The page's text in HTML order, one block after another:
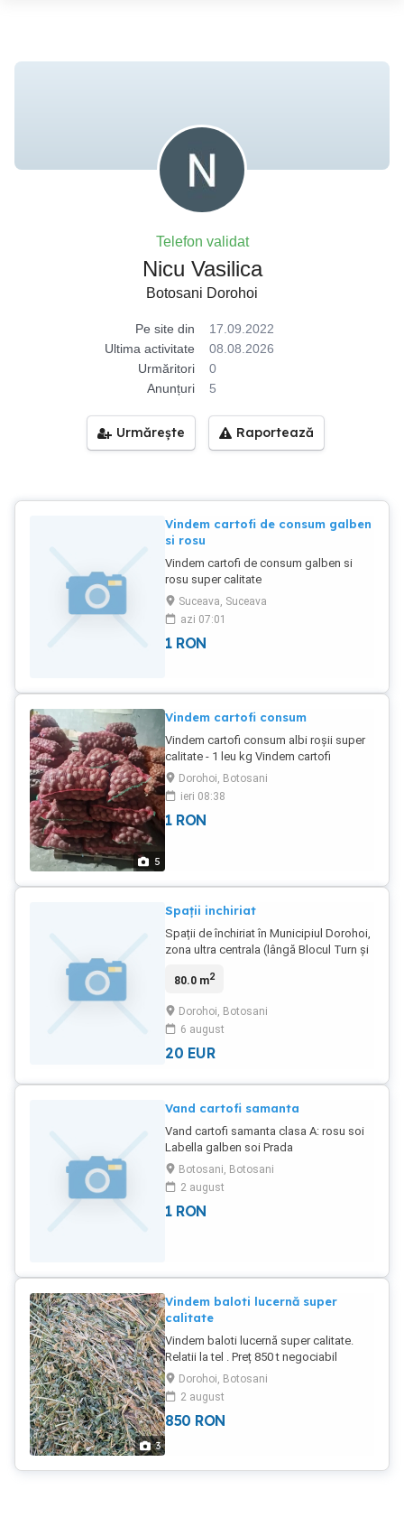
Telefon validat
Nicu Vasilica
Botosani Dorohoi
Pe site din
17.09.2022
Ultima activitate
08.08.2026
Urmăritori
0
Anunțuri
5
Urmărește Raportează
Vindem cartofi de consum galben
si rosu
Vindem cartofi de consum galben si
rosu super calitate
Suceava, Suceava
azi 07:01
1 RON
5
Vindem cartofi consum
Vindem cartofi consum albi roșii super
calitate - 1 leu kg Vindem cartofi
consum animale - 0,6 lei lg
Dorohoi, Botosani
ieri 08:38
1 RON
Spații inchiriat
Spații de închiriat în Municipiul Dorohoi,
zona ultra centrala (lângă Blocul Turn și
2.Spatiu 85 mp 3.Spatiu 30mp Relații la
80.0 m2
Dorohoi, Botosani
6 august
20 EUR
Vand cartofi samanta
Vand cartofi samanta clasa A: rosu soi
Labella galben soi Prada
Botosani, Botosani
2 august
1 RON
3
Vindem baloti lucernă super
calitate
Vindem baloti lucernă super calitate.
Relatii la tel . Preț 850 t negociabil
Dorohoi, Botosani
2 august
850 RON